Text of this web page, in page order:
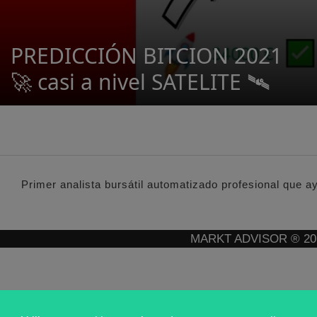
PREDICCIÓN BITCION 2021
🚀 casi a nivel SATELITE 🛰️
Primer analista bursátil automatizado profesional que
MARKT ADVISOR ®